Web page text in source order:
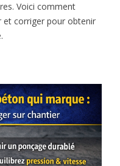
Voici comment
et corriger pour obtenir